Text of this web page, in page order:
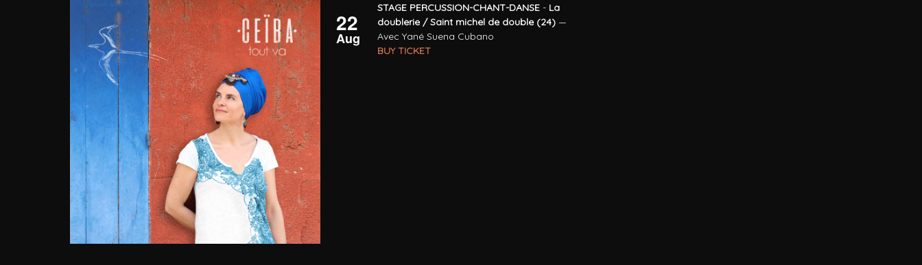
22
Aug
STAGE PERCUSSION-CHANT-DANSE- La
doublerie / Saint michel de double (24)—
Avec Yané Suena Cubano
BUY TICKET